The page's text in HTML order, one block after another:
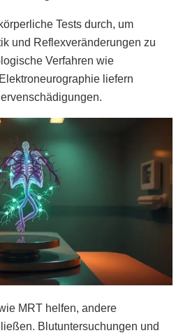
Tests durch, um
und Reflexveränderungen zu
Verfahren wie
liefern
MRT helfen, andere
Blutuntersuchungen und